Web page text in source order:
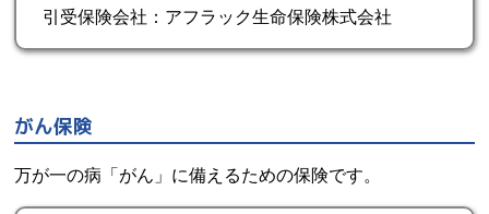
引受保険会社：アフラック生命保険株式会社
がん保険
万が一の病「がん」に備えるための保険です。